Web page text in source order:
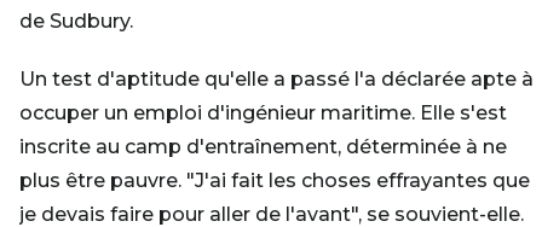
de Sudbury.
Un test d'aptitude qu'elle a passé l'a déclarée apte à
occuper un emploi d'ingénieur maritime. Elle s'est
inscrite au camp d'entraînement, déterminée à ne
plus être pauvre. "J'ai fait les choses effrayantes que
je devais faire pour aller de l'avant", se souvient-elle.